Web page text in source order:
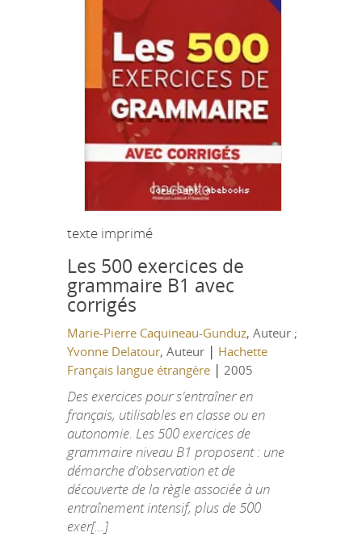
texte imprimé
Les 500 exercices de
grammaire B1 avec
corrigés
Marie-Pierre Caquineau-Gunduz, Auteur ;
Yvonne Delatour, Auteur | Hachette
Français langue étrangère| 2005
Des exercices pour s'entraîner en
français, utilisables en classe ou en
autonomie. Les 500 exercices de
grammaire niveau B1 proposent : une
démarche d'observation et de
découverte de la règle associée à un
entraînement intensif, plus de 500
exer[...]